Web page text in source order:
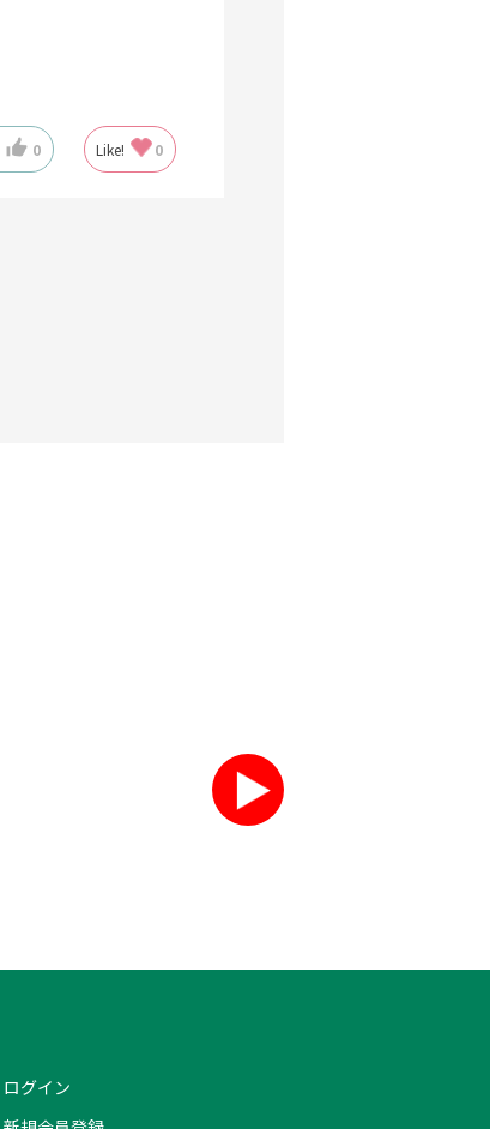
0 Like! 0
ログイン